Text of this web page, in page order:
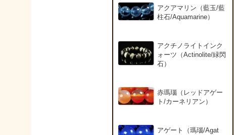
アクアマリン（藍玉/藍
柱石/Aquamarine）
アクチノライトインク
ォーツ（Actinolite/緑閃
石）
赤瑪瑙（レッドアゲー
ト/カーネリアン）
アゲート（瑪瑙/Agat